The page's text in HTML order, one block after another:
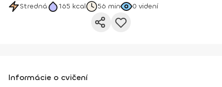
Stredná 165 kcal 56 min 0 videní
Informácie o cvičení